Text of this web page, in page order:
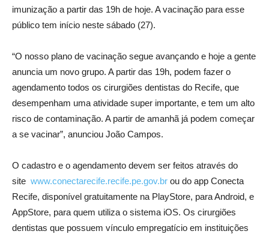
imunização a partir das 19h de hoje. A vacinação para esse
público tem início neste sábado (27).
“O nosso plano de vacinação segue avançando e hoje a gente
anuncia um novo grupo. A partir das 19h, podem fazer o
agendamento todos os cirurgiões dentistas do Recife, que
desempenham uma atividade super importante, e tem um alto
risco de contaminação. A partir de amanhã já podem começar
a se vacinar”, anunciou João Campos.
O cadastro e o agendamento devem ser feitos através do
site www.conectarecife.recife.pe.gov.br ou do app Conecta
Recife, disponível gratuitamente na PlayStore, para Android, e
AppStore, para quem utiliza o sistema iOS. Os cirurgiões
dentistas que possuem vínculo empregatício em instituições